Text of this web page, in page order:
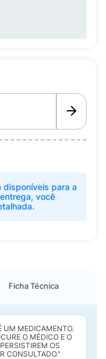
disponíveis para a
você
Ficha Técnica
UM MEDICAMENTO.
O MÉDICO E O
OS
CONSULTADO."